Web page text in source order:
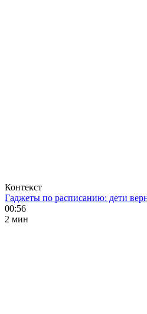
Контекст
Гаджеты по расписанию: дети
00:56
2 мин